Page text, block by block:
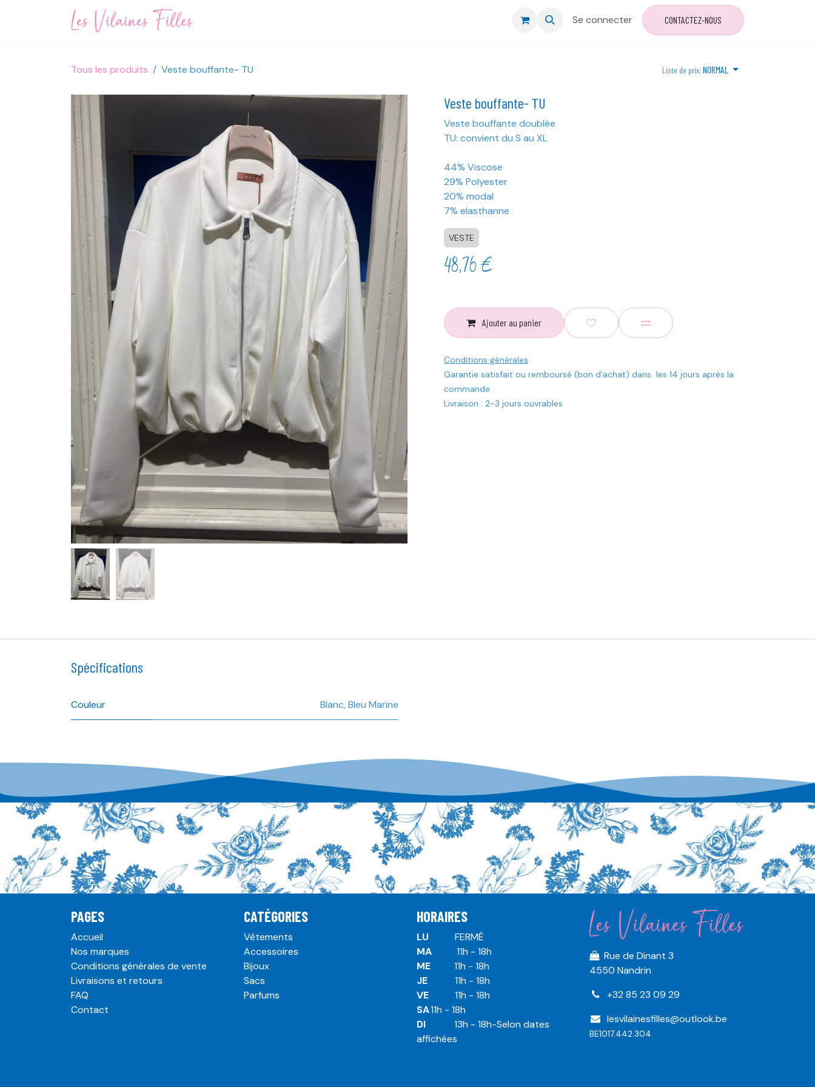
Livraison et retour Se connecter CONTACTEZ-NOUS
Tous les produits Veste bouffante- TU Liste de prix: NORMAL
Veste bouffante- TU
Veste bouffante doublée
TU: convient du S au XL
44% Viscose
29% Polyester
20% modal
7% elasthanne
VESTE
48,76€
Ajouter au panier
Conditions générales
Garantie satisfait ou remboursé (bon d'achat) dans les 14 jours après la
commande
Livraison : 2-3 jours ouvrables
Spécifications
Couleur Blanc,Bleu Marine
PAGES
Accueil
Nos marques
Conditions générales de vente
Livraisons et retours
FAQ
Contact
CATÉGORIES
Vêtements
Accessoires
Bijoux
Sacs
Parfums
HORAIRES
LU
​ ​FERMÉ
MA
​11h - 18h
ME
​11h - 18h
JE
​​11h - 18h
VE
​​​11h - 18h
SA​​​11h - 18h
DI
​​​ 13h - 18h-Selon dates
affichées
Rue de Dinant 3
4550 Nandrin
+32 85 23 09 29
lesvilainesfilles@outlook.be
BE1017.442.304